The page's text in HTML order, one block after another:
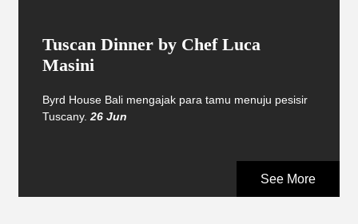
Tuscan Dinner by Chef Luca
Masini
Byrd House Bali mengajak para tamu menuju pesisir
Tuscany. 26 Jun
See More